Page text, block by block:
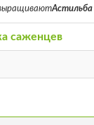
Астильба
саженцев